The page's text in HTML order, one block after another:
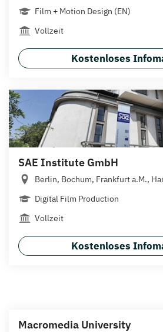
Film + Motion Design (EN)
Vollzeit
Kostenloses
SAE Institute GmbH
Berlin, Bochum, Frankfurt a.M.,
Digital Film Production
Vollzeit
Kostenloses
Macromedia University